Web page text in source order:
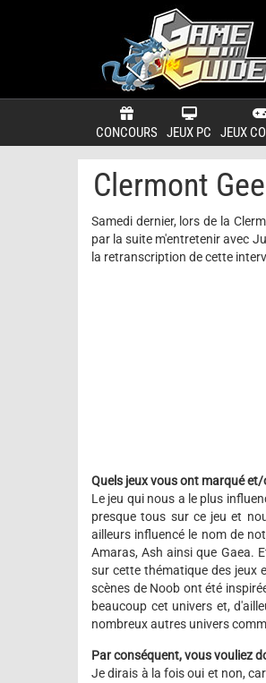
CONCOURS JEUX PC JEUX
Clermont
Samedi dernier, lors de la
par la suite m'entretenir avec
la retranscription de cette
Quels jeux vous ont marqué
Le jeu qui nous a le plus
presque tous sur ce jeu et
ailleurs influencé le nom de
Amaras, Ash ainsi que Gaea.
sur cette thématique des jeux
scènes de Noob ont été
beaucoup cet univers et,
nombreux autres univers
Par conséquent, vous vouliez
Je dirais à la fois oui et non,